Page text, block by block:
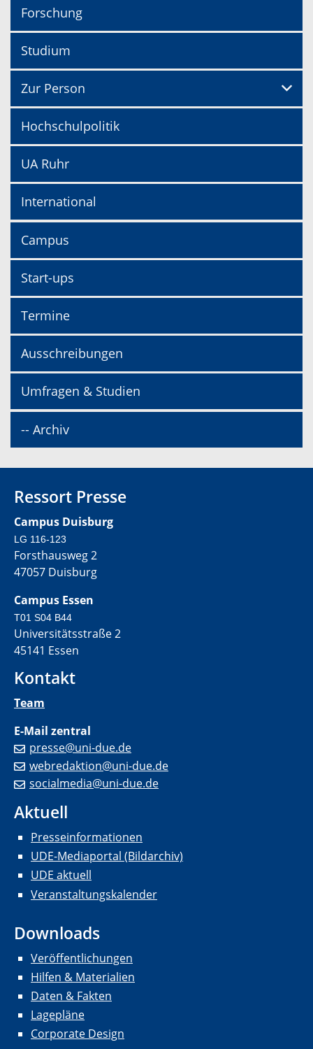
Forschung
Studium
Zur Person
Hochschulpolitik
UA Ruhr
International
Campus
Start-ups
Termine
Ausschreibungen
Umfragen & Studien
-- Archiv
Ressort Presse
Campus Duisburg
LG 116-123
Forsthausweg 2
47057 Duisburg
Campus Essen
T01 S04 B44
Universitätsstraße 2
45141 Essen
Kontakt
Team
E-Mail zentral
presse@uni-due.de
webredaktion@uni-due.de
socialmedia@uni-due.de
Aktuell
Presseinformationen
UDE-Mediaportal (Bildarchiv)
UDE aktuell
Veranstaltungskalender
Downloads
Veröffentlichungen
Hilfen & Materialien
Daten & Fakten
Lagepläne
Corporate Design